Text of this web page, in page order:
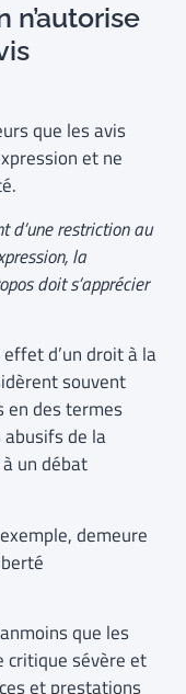
n’autorise
que les avis
et ne
d’une restriction au
la
doit s’apprécier
d’un droit à la
souvent
en des termes
de la
un débat
demeure
que les
critique sévère et
et prestations